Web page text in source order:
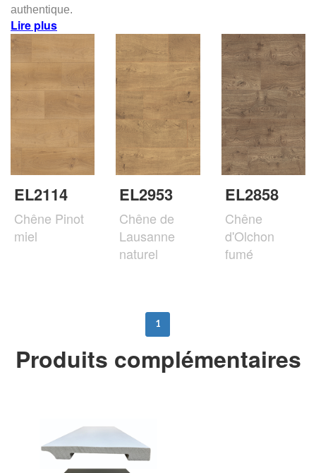
authentique.
Lire plus
EL2114
Chêne Pinot
miel
EL2953
Chêne de
Lausanne
naturel
EL2858
Chêne
d'Olchon
fumé
1
Produits complémentaires